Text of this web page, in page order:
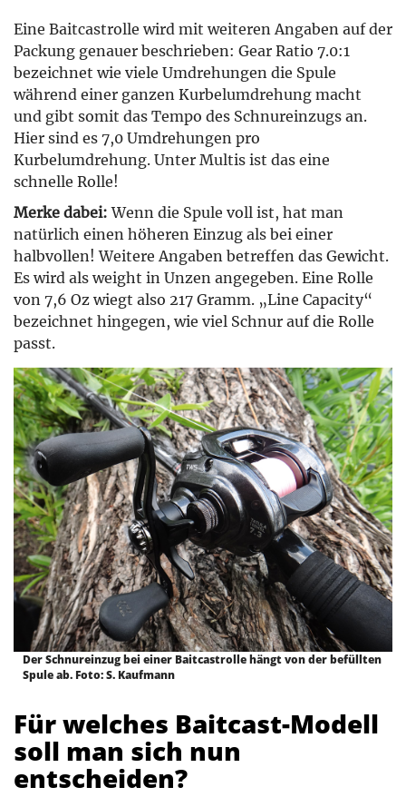
Eine Baitcastrolle wird mit weiteren Angaben auf der
Packung genauer beschrieben: Gear Ratio 7.0:1
bezeichnet wie viele Umdrehungen die Spule
während einer ganzen Kurbelumdrehung macht
und gibt somit das Tempo des Schnureinzugs an.
Hier sind es 7,0 Umdrehungen pro
Kurbelumdrehung. Unter Multis ist das eine
schnelle Rolle!
Merke dabei: Wenn die Spule voll ist, hat man
natürlich einen höheren Einzug als bei einer
halbvollen! Weitere Angaben betreffen das Gewicht.
Es wird als weight in Unzen angegeben. Eine Rolle
von 7,6 Oz wiegt also 217 Gramm. „Line Capacity“
bezeichnet hingegen, wie viel Schnur auf die Rolle
passt.
Der Schnureinzug bei einer Baitcastrolle hängt von der befüllten
Spule ab. Foto: S. Kaufmann
Für welches Baitcast-Modell
soll man sich nun
entscheiden?